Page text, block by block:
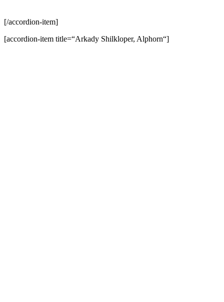
[/accordion-item]
[accordion-item title=“Arkady Shilkloper, Alphorn“]